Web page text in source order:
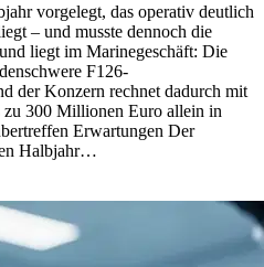
vorgelegt, das operativ deutlich
– und musste dennoch die
liegt im Marinegeschäft: Die
F126-
der Konzern rechnet dadurch mit
300 Millionen Euro allein in
Erwartungen Der
Halbjahr…